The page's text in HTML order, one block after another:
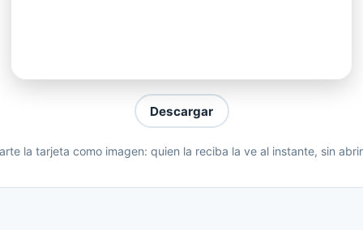
que he perdido la razón
beso
Descargar
la tarjeta como imagen: quien la reciba la ve al instante, sin